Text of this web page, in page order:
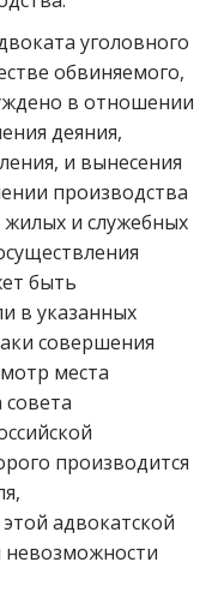
уголовного
обвиняемого,
в отношении
деяния,
и вынесения
производства
жилых и служебных
быть
в указанных
совершения
места
совета
производится
адвокатской
невозможности